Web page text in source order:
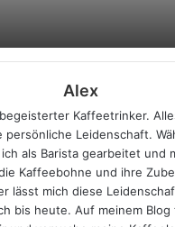
Alex
Kaffeetrinker.
persönliche Leidenschaft.
als Barista gearbeitet und
Kaffeebohne und ihre
lässt mich diese
bis heute. Auf meinem Blog